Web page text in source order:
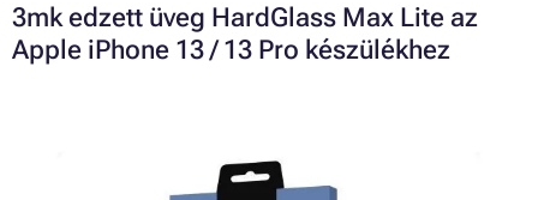
3mk edzett üveg HardGlass Max Lite az
Apple iPhone 13 / 13 Pro készülékhez